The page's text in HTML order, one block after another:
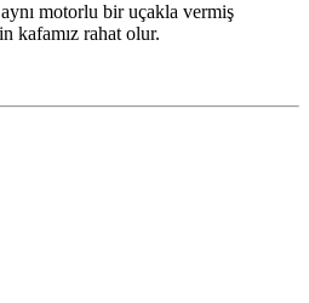
motorlu bir uçakla vermiş
kafamız rahat olur.